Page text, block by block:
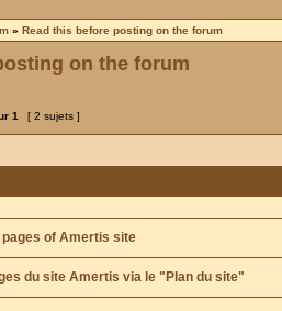
» Read this before posting on the forum
on the forum
1 [ 2 sujets ]
of Amertis site
du site Amertis via le "Plan du site"